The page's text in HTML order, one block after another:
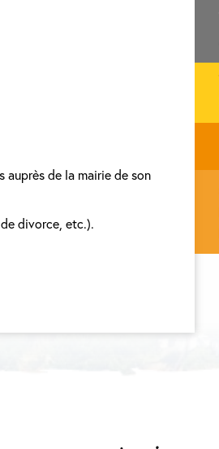
de la mairie de son
divorce, etc.).